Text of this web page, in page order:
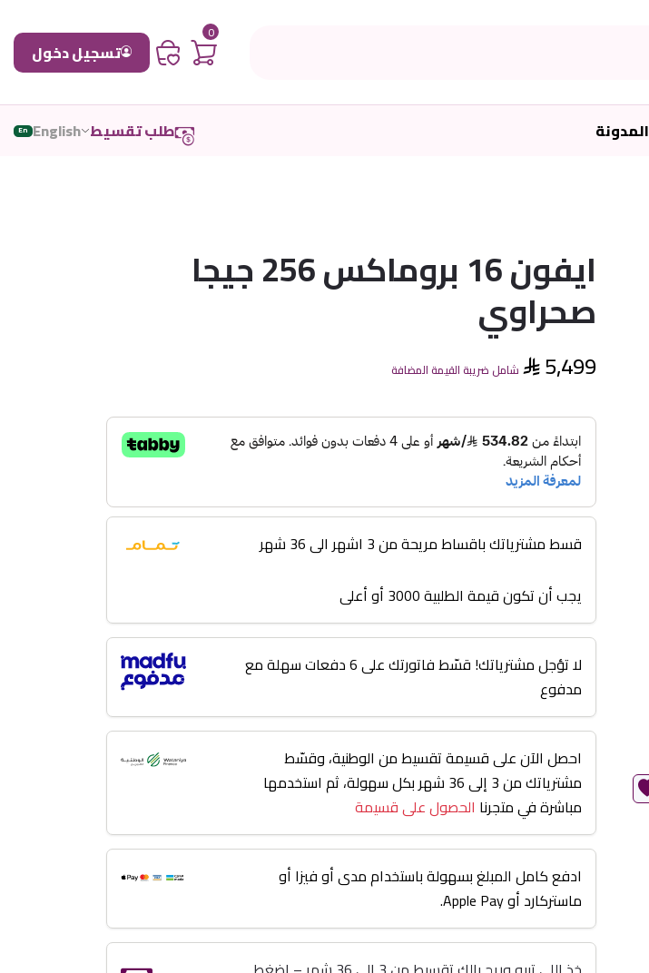
0
تسجيل دخول
المدونة طلب تقسيط English
En
ايفون 16 بروماكس 256 جيجا
صحراوي
5,499 شامل ضريبة القيمة المضافة
قسط مشترياتك باقساط مريحة من 3 اشهر الى 36 شهر
يجب أن تكون قيمة الطلبية 3000 أو أعلى
لا تؤجل مشترياتك! قسّط فاتورتك على 6 دفعات سهلة مع
مدفوع
احصل الآن على قسيمة تقسيط من الوطنية، وقسّط
مشترياتك من 3 إلى 36 شهر بكل سهولة، ثم استخدمها
مباشرة في متجرنا الحصول على قسيمة
ادفع كامل المبلغ بسهولة باستخدام مدى أو فيزا أو
ماستركارد أو Apple Pay.